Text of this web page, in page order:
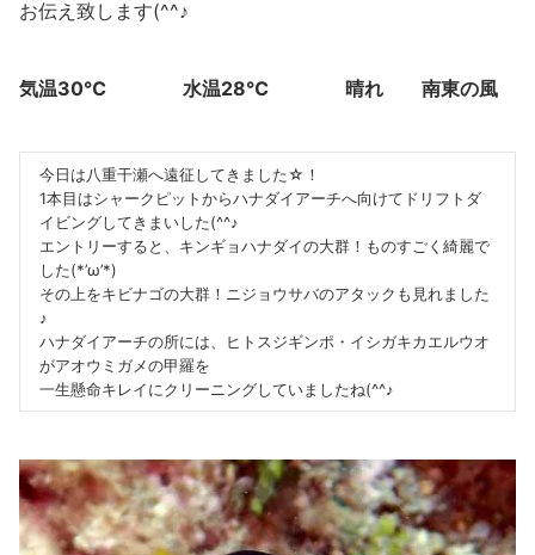
お伝え致します(^^♪
気温30℃ 水温28℃ 晴れ 南東の風
今日は八重干瀬へ遠征してきました☆！
1本目はシャークピットからハナダイアーチへ向けてドリフトダ
イビングしてきまいした(^^♪
エントリーすると、キンギョハナダイの大群！ものすごく綺麗で
した(*’ω’*)
その上をキビナゴの大群！ニジョウサバのアタックも見れました
♪
ハナダイアーチの所には、ヒトスジギンポ・イシガキカエルウオ
がアオウミガメの甲羅を
一生懸命キレイにクリーニングしていましたね(^^♪